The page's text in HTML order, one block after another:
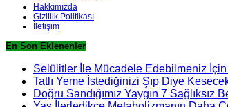
Hakkımızda
Gizlilik Politikası
İletişim
En Son Eklenenler
Selülitler İle Mücadele Edebilmeniz
Tatlı Yeme İstediğinizi Şıp Diye
Doğru Sandığımız Yaygın 7 Sağlıksız